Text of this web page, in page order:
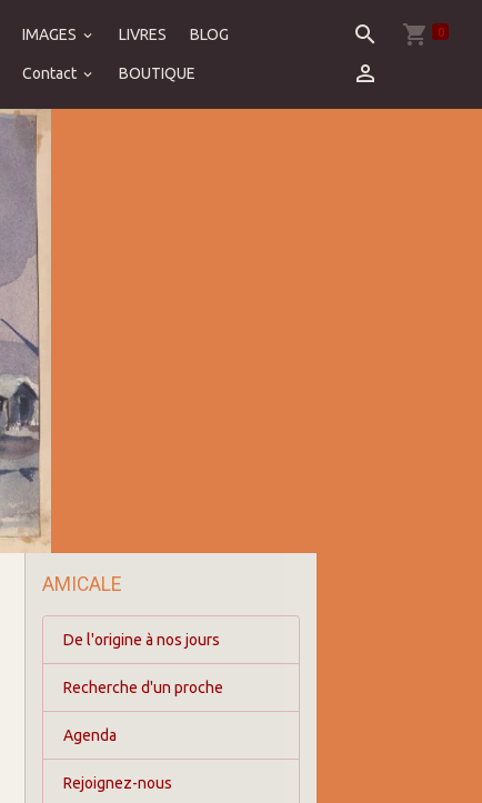
IMAGES LIVRES BLOG
Contact BOUTIQUE
0
AMICALE
De l'origine à nos jours
Recherche d'un proche
Agenda
Rejoignez-nous